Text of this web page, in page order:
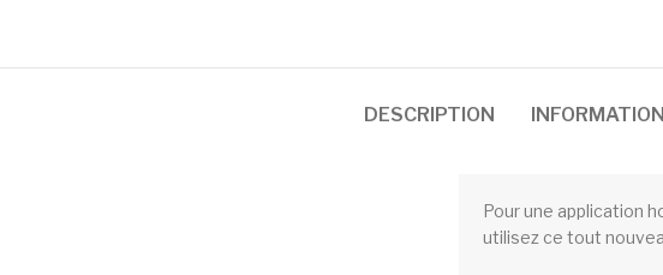
DESCRIPTION
Pour une application
utilisez ce tout